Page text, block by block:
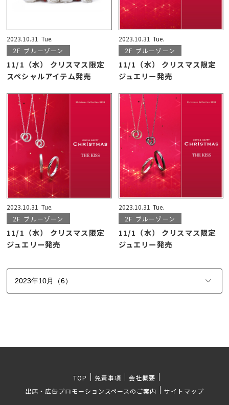
2023.10.31 Tue.
2F ブルーゾーン
11/1（水） クリスマス限定
スペシャルアイテム発売
2023.10.31 Tue.
2F ブルーゾーン
11/1（水） クリスマス限定
ジュエリー発売
2023.10.31 Tue.
2F ブルーゾーン
11/1（水） クリスマス限定
ジュエリー発売
2023.10.31 Tue.
2F ブルーゾーン
11/1（水） クリスマス限定
ジュエリー発売
TOP 免責事項
会社概要
出店・広告プロモーションスペースのご案内
サイトマップ